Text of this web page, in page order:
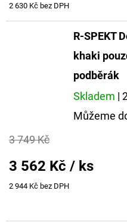
2 630 Kč bez DPH
R-SPEKT
khaki
podběrák
Skladem |
Můžeme
3 749 Kč
3 562 Kč / ks
2 944 Kč bez DPH